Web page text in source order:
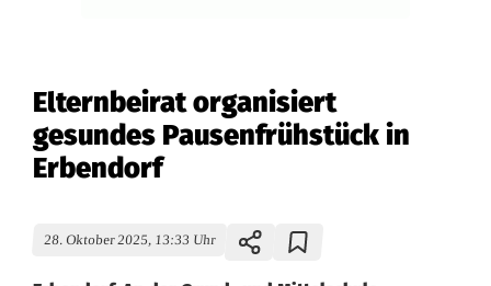
Elternbeirat organisiert
gesundes Pausenfrühstück in
Erbendorf
28. Oktober 2025, 13:33 Uhr